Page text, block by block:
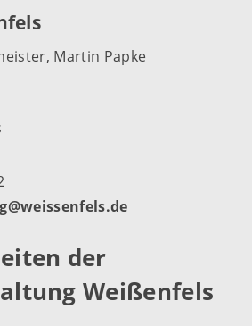
Martin Papke
der
Weißenfels